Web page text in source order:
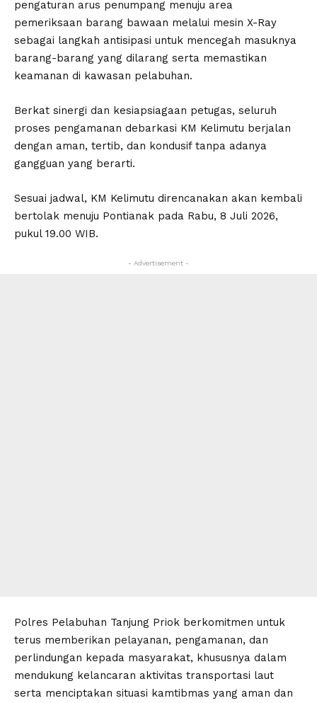
pengaturan arus penumpang menuju area
pemeriksaan barang bawaan melalui mesin X-Ray
sebagai langkah antisipasi untuk mencegah masuknya
barang-barang yang dilarang serta memastikan
keamanan di kawasan pelabuhan.
Berkat sinergi dan kesiapsiagaan petugas, seluruh
proses pengamanan debarkasi KM Kelimutu berjalan
dengan aman, tertib, dan kondusif tanpa adanya
gangguan yang berarti.
Sesuai jadwal, KM Kelimutu direncanakan akan kembali
bertolak menuju Pontianak pada Rabu, 8 Juli 2026,
pukul 19.00 WIB.
- Advertisement -
Polres Pelabuhan Tanjung Priok berkomitmen untuk
terus memberikan pelayanan, pengamanan, dan
perlindungan kepada masyarakat, khususnya dalam
mendukung kelancaran aktivitas transportasi laut
serta menciptakan situasi kamtibmas yang aman dan